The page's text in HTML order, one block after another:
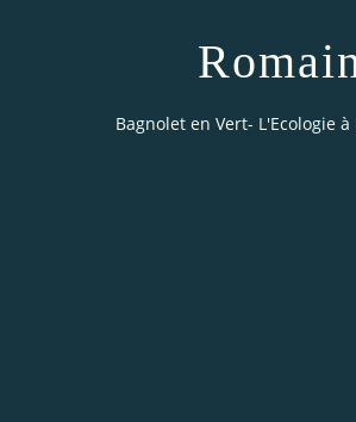
Bagnolet en Vert- L'Ecologie